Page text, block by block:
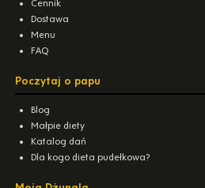
Cennik
Dostawa
Menu
FAQ
Poczytaj o papu
Blog
Małpie diety
Katalog dań
Dla kogo dieta pudełkowa?